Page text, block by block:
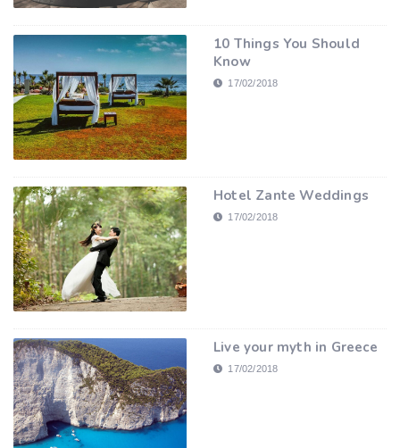
10 Things You Should
Know
17/02/2018
Hotel Zante Weddings
17/02/2018
Live your myth in Greece
17/02/2018